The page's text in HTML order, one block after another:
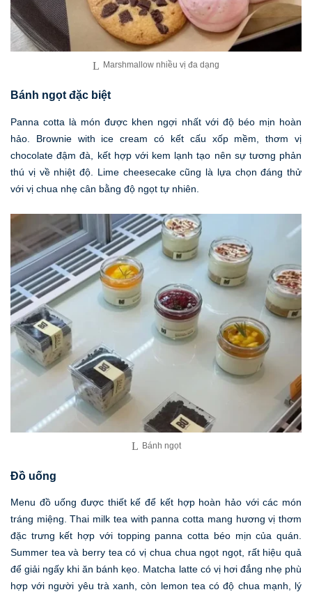
Marshmallow nhiều vị đa dạng
Bánh ngọt đặc biệt
Panna cotta là món được khen ngợi nhất với độ béo mịn hoàn
hảo. Brownie with ice cream có kết cấu xốp mềm, thơm vị
chocolate đậm đà, kết hợp với kem lạnh tạo nên sự tương phản
thú vị về nhiệt độ. Lime cheesecake cũng là lựa chọn đáng thử
với vị chua nhẹ cân bằng độ ngọt tự nhiên.
Bánh ngọt
Đồ uống
Menu đồ uống được thiết kế để kết hợp hoàn hảo với các món
tráng miệng. Thai milk tea with panna cotta mang hương vị thơm
đặc trưng kết hợp với topping panna cotta béo mịn của quán.
Summer tea và berry tea có vị chua chua ngọt ngọt, rất hiệu quả
để giải ngấy khi ăn bánh kẹo. Matcha latte có vị hơi đắng nhẹ phù
hợp với người yêu trà xanh, còn lemon tea có độ chua mạnh, lý